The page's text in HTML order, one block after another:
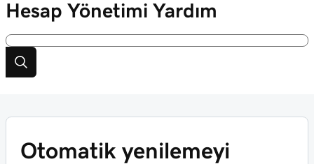
Hesap Yönetimi Yardım
Otomatik yenilemeyi